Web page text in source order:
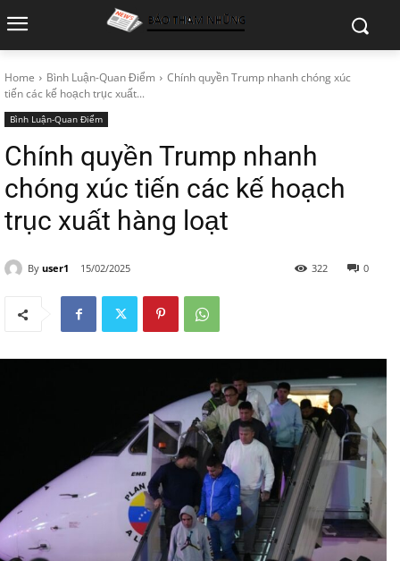
Home Bình Luận-Quan Điểm
Chính quyền Trump nhanh chóng xúc
tiến các kế hoạch trục xuất...
Bình Luận-Quan Điểm
Chính quyền Trump nhanh
chóng xúc tiến các kế hoạch
trục xuất hàng loạt
By user1 15/02/2025 0
322